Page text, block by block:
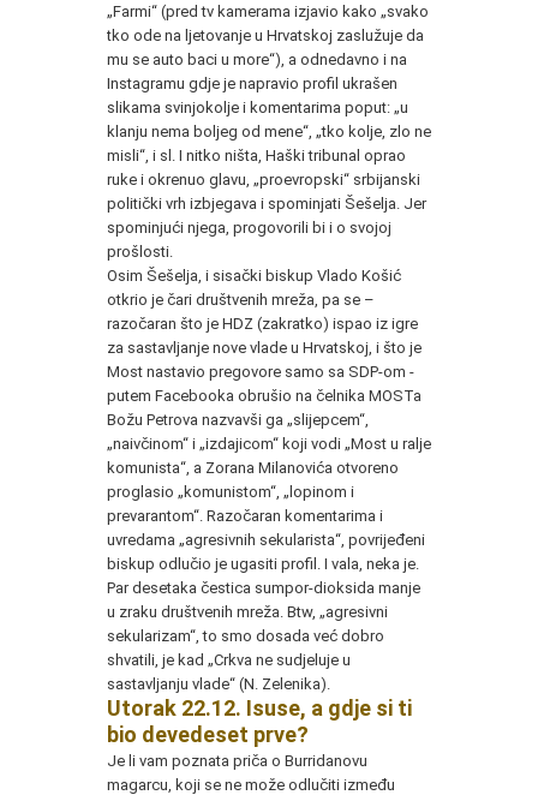
„Farmi“ (pred tv kamerama izjavio kako „svako
tko ode na ljetovanje u Hrvatskoj zaslužuje da
mu se auto baci u more“), a odnedavno i na
Instagramu gdje je napravio profil ukrašen
slikama svinjokolje i komentarima poput: „u
klanju nema boljeg od mene“, „tko kolje, zlo ne
misli“, i sl. I nitko ništa, Haški tribunal oprao
ruke i okrenuo glavu, „proevropski“ srbijanski
politički vrh izbjegava i spominjati Šešelja. Jer
spominjući njega, progovorili bi i o svojoj
prošlosti.
Osim Šešelja, i sisački biskup Vlado Košić
otkrio je čari društvenih mreža, pa se –
razočaran što je HDZ (zakratko) ispao iz igre
za sastavljanje nove vlade u Hrvatskoj, i što je
Most nastavio pregovore samo sa SDP-om -
putem Facebooka obrušio na čelnika MOSTa
Božu Petrova nazvavši ga „slijepcem“,
„naivčinom“ i „izdajicom“ koji vodi „Most u ralje
komunista“, a Zorana Milanovića otvoreno
proglasio „komunistom“, „lopinom i
prevarantom“. Razočaran komentarima i
uvredama „agresivnih sekularista“, povrijeđeni
biskup odlučio je ugasiti profil. I vala, neka je.
Par desetaka čestica sumpor-dioksida manje
u zraku društvenih mreža. Btw, „agresivni
sekularizam“, to smo dosada već dobro
shvatili, je kad „Crkva ne sudjeluje u
sastavljanju vlade“ (N. Zelenika).
Utorak 22.12. Isuse, a gdje si ti
bio devedeset prve?
Je li vam poznata priča o Burridanovu
magarcu, koji se ne može odlučiti između